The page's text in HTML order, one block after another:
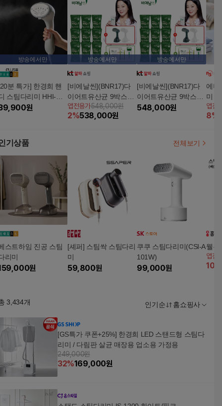
방송에서만
분 특가] 한경희 핸
스팀다리미 HHI-D4
원
방송에서만
[비에날씬](BNR17)다
이어트유산균 9박스
+프로틴14포+진공 스
팀다리미
앱전용가548,000원
2%538,000원
방송에서만
[비에날씬](BNR17)다
이어트유산균 9박스
+프로틴14포+진공 스
548,000원
에버
미
앱전
8%
기상품 전체보기
스트하임 진공 스팀
리미
원
[셰퍼] 스팀싹 스팀다리
미
59,800원
쿠쿠 스팀다리미(CSI-A
101W)
99,000원
웰본
앱전
10
3,434개 인기순 홈쇼핑사
[GS특가 쿠폰+25%] 한경희 LED 스탠드형 스팀다
리미 / 다림판 살균 매장용 업소용 가정용
249,000원
32%169,000원